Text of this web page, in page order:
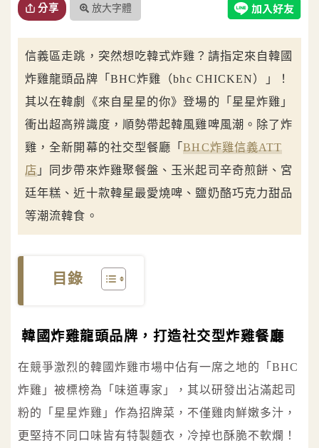
分享 放大字體
信義區走跳，突然想吃韓式炸雞？請指定來自韓國
炸雞龍頭品牌「BHC炸雞（bhc CHICKEN）」！
其以在韓劇《來自星星的你》登場的「星星炸雞」
衝出超高辨識度，順勢帶起韓風雞啤風潮。除了炸
雞，全新開幕的社交型餐廳「BHC炸雞信義ATT
店 」同步帶來炸雞聚餐盤、玉米起司辛奇煎餅、宮
廷年糕、近十款韓星最愛燒啤、鹽奶酪巧克力甜品
等潮流韓食。
目錄
韓國炸雞龍頭品牌，打造社交型炸雞餐廳
在競爭激烈的韓國炸雞市場中佔有一席之地的「BHC
炸雞」被標榜為「味道專家」，其以研發出沾滿起司
粉的「星星炸雞」作為招牌菜，不僅雞肉鮮嫩多汁，
更堅持不同口味皆有特製麵衣，冷掉也酥脆不軟爛！